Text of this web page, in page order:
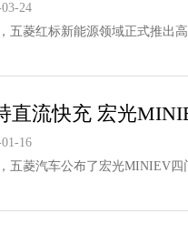
24
五菱红标新能源领域正式推出
直流快充 宏光
16
五菱汽车公布了宏光MINIEV